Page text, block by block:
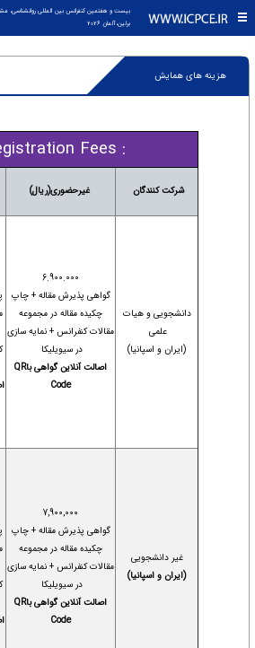
برلین،آلمان 2026
هزینه های همایش
Fees :
شرکت کنندگان غیرحضوری(ریال)
دانشجویی و هیات
علمی
(ایران و اسپانیا)
6.900.000
گواهی پذیرش مقاله + چاپ
چکیده مقاله در مجموعه
مقالات کنفرانس + نمایه سازی
در سیویلیکا
اصالت آنلاین گواهی باQR
Code
غیر دانشجویی
(ایران و اسپانیا)
7,900,000
گواهی پذیرش مقاله + چاپ
چکیده مقاله در مجموعه
مقالات کنفرانس + نمایه سازی
در سیویلیکا
اصالت آنلاین گواهی باQR
Code